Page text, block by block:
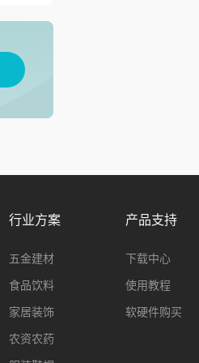
行业方案
五金建材
食品饮料
家居装饰
农资农药
产品支持
下载中心
使用教程
软硬件购买